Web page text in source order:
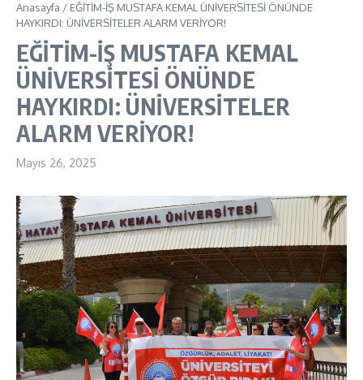
Anasayfa / EĞİTİM-İŞ MUSTAFA KEMAL ÜNİVERSİTESİ ÖNÜNDE
HAYKIRDI: ÜNİVERSİTELER ALARM VERİYOR!
EĞİTİM-İŞ MUSTAFA KEMAL
ÜNİVERSİTESİ ÖNÜNDE
HAYKIRDI: ÜNİVERSİTELER
ALARM VERİYOR!
Mayıs 26, 2025